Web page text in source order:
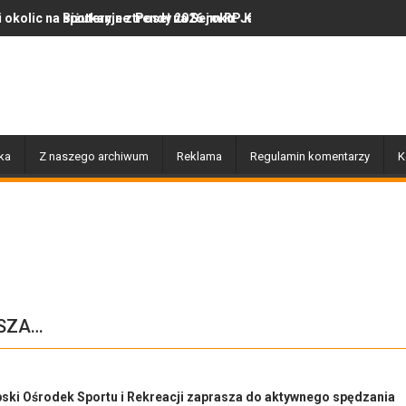
na Sejm RP Katarzyną Królak
2026 roku: Jak polska marka olor.pl podbija serca
Dobiegły końca prace związane
Z naszego archiwum Reklama Regulamin komentarzy
Ośrodek Sportu i Rekreacji zaprasza do aktywnego spędzania